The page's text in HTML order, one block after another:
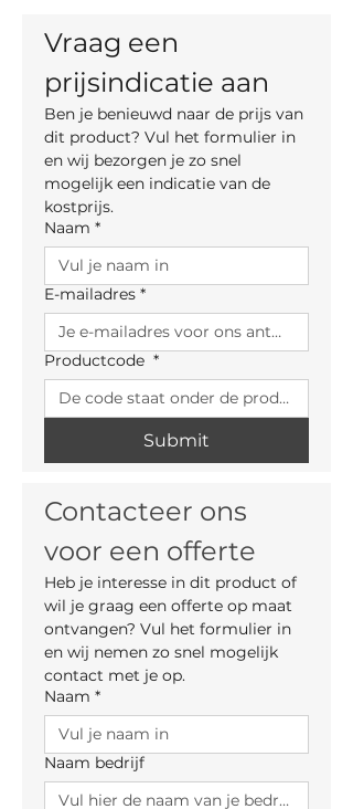
materiaal en, indien mogelijk, maten.
Vraag een
prijsindicatie aan
Ben je benieuwd naar de prijs van
dit product? Vul het formulier in
en wij bezorgen je zo snel
mogelijk een indicatie van de
kostprijs.
Naam *
E-mailadres *
Productcode *
Submit
Contacteer ons
voor een offerte
Heb je interesse in dit product of
wil je graag een offerte op maat
ontvangen? Vul het formulier in
en wij nemen zo snel mogelijk
contact met je op.
Naam *
Naam bedrijf